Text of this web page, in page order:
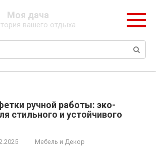
Моя дача
вашего отдыха
ручной работы: эко-
стильного и устойчивого
Мебель и Декор